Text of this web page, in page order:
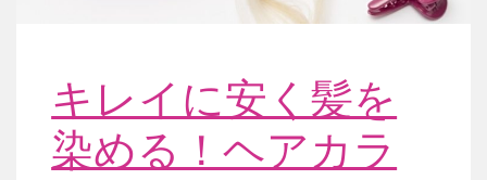
キレイに安く髪を
染める！ヘアカラ